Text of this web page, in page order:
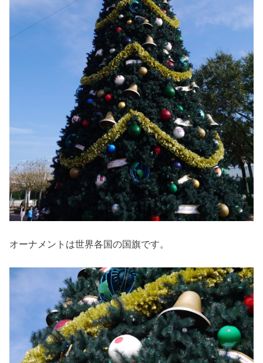
オーナメントは世界各国の国旗です。